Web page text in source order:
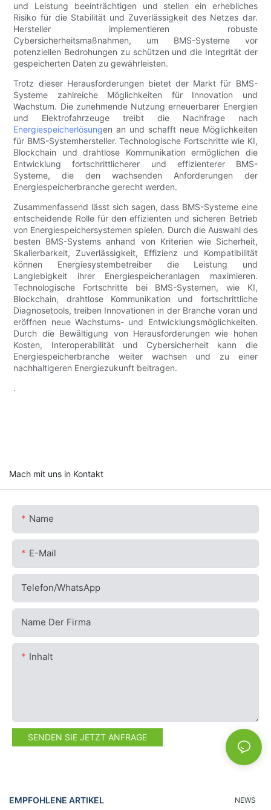
und Leistung beeinträchtigen und stellen ein erhebliches
Risiko für die Stabilität und Zuverlässigkeit des Netzes dar.
Hersteller implementieren robuste
Cybersicherheitsmaßnahmen, um BMS-Systeme vor
potenziellen Bedrohungen zu schützen und die Integrität der
gespeicherten Daten zu gewährleisten.
Trotz dieser Herausforderungen bietet der Markt für BMS-
Systeme zahlreiche Möglichkeiten für Innovation und
Wachstum. Die zunehmende Nutzung erneuerbarer Energien
und Elektrofahrzeuge treibt die Nachfrage nach
Energiespeicherlösungen an und schafft neue Möglichkeiten
für BMS-Systemhersteller. Technologische Fortschritte wie KI,
Blockchain und drahtlose Kommunikation ermöglichen die
Entwicklung fortschrittlicherer und effizienterer BMS-
Systeme, die den wachsenden Anforderungen der
Energiespeicherbranche gerecht werden.
Zusammenfassend lässt sich sagen, dass BMS-Systeme eine
entscheidende Rolle für den effizienten und sicheren Betrieb
von Energiespeichersystemen spielen. Durch die Auswahl des
besten BMS-Systems anhand von Kriterien wie Sicherheit,
Skalierbarkeit, Zuverlässigkeit, Effizienz und Kompatibilität
können Energiesystembetreiber die Leistung und
Langlebigkeit ihrer Energiespeicheranlagen maximieren.
Technologische Fortschritte bei BMS-Systemen, wie KI,
Blockchain, drahtlose Kommunikation und fortschrittliche
Diagnosetools, treiben Innovationen in der Branche voran und
eröffnen neue Wachstums- und Entwicklungsmöglichkeiten.
Durch die Bewältigung von Herausforderungen wie hohen
Kosten, Interoperabilität und Cybersicherheit kann die
Energiespeicherbranche weiter wachsen und zu einer
nachhaltigeren Energiezukunft beitragen.
.
Mach mit uns in Kontakt
Name
E-Mail
Telefon/WhatsApp
Name Der Firma
Inhalt
SENDEN SIE JETZT ANFRAGE
EMPFOHLENE ARTIKEL NEWS